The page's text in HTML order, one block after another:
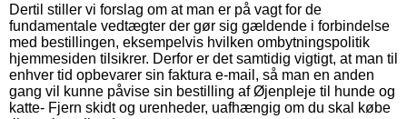
Dertil stiller vi forslag om at man er på vagt for de
fundamentale vedtægter der gør sig gældende i forbindelse
med bestillingen, eksempelvis hvilken ombytningspolitik
hjemmesiden tilsikrer. Derfor er det samtidig vigtigt, at man til
enhver tid opbevarer sin faktura e-mail, så man en anden
gang vil kunne påvise sin bestilling af Øjenpleje til hunde og
katte- Fjern skidt og urenheder, uafhængig om du skal købe